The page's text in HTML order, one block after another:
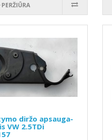
PERŽIŪRA
diržo apsauga-
VW 2.5TDi